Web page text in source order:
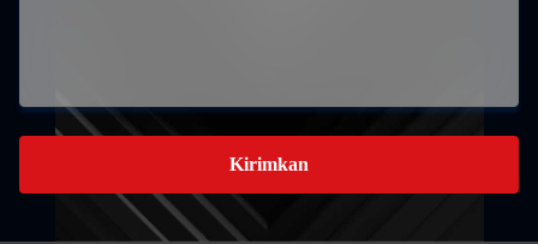
Kirimkan